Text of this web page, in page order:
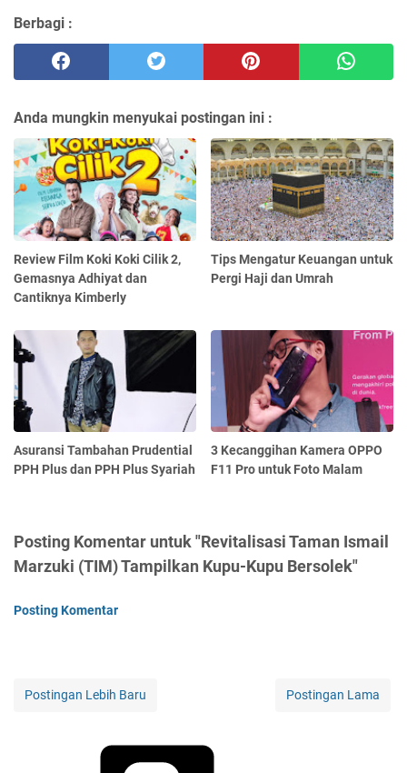
Berbagi :
Anda mungkin menyukai postingan ini :
Review Film Koki Koki Cilik 2,
Gemasnya Adhiyat dan
Cantiknya Kimberly
Tips Mengatur Keuangan untuk
Pergi Haji dan Umrah
Asuransi Tambahan Prudential
PPH Plus dan PPH Plus Syariah
3 Kecanggihan Kamera OPPO
F11 Pro untuk Foto Malam
Posting Komentar untuk "Revitalisasi Taman Ismail
Marzuki (TIM) Tampilkan Kupu-Kupu Bersolek"
Posting Komentar
Postingan Lebih Baru Postingan Lama